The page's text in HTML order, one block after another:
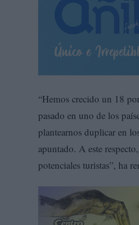
“Hemos crecido un 18
pasado en uno de los
plantearnos duplicar en
apuntado. A este
potenciales turistas”, ha